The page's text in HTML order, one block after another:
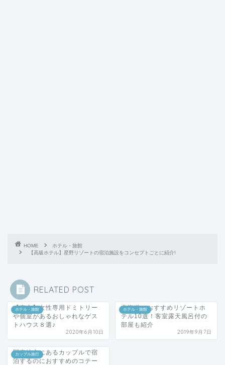
HOME
ホテル・旅館
【高級ホテル】星野リゾートの宿泊施設をコンセプトごとに紹介!
RELATED POST
ホテル・旅館
【東京】女性専用ドミトリー
や個室があるおしゃれなゲス
トハウス８選♪
2020年6月10日
ホテル・旅館
北海道のおすすめリゾートホ
テル10選！客室露天風呂付の
部屋も紹介
2019年9月7日
カップル旅行
関東地方にあるカップルで宿
泊するのにおすすめのコテー